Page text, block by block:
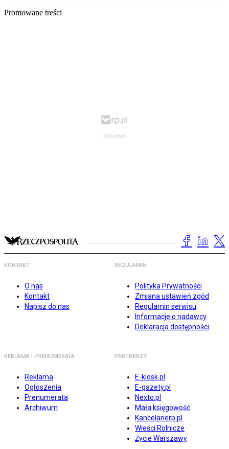
Promowane treści
KONTAKT
O nas
Kontakt
Napisz do nas
REGULAMIN
Polityka Prywatności
Zmiana ustawień zgód
Regulamin serwisu
Informacje o nadawcy
Deklaracja dostępności
REKLAMA I PRENUMERATA
Reklama
Ogłoszenia
Prenumerata
Archiwum
PARTNERZY
E-kiosk.pl
E-gazety.pl
Nexto.pl
Mała księgowość
Kancelarierp.pl
Wieści Rolnicze
Życie Warszawy